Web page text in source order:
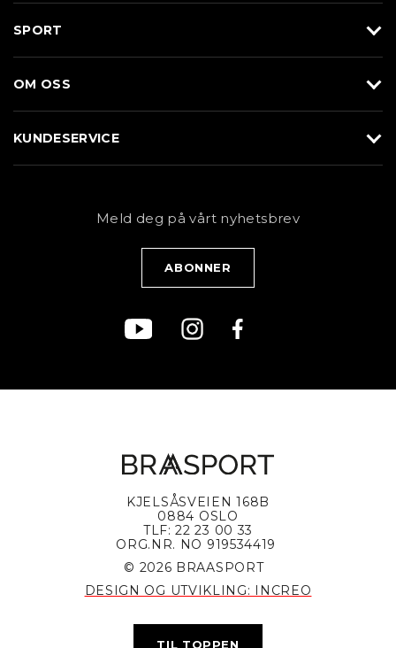
Sko
Merkevarer
SPORT
Løp
Sykkel
OM OSS
KUNDESERVICE
PersonvernerklæringMeld deg på vårt nyhetsbrev
KJELSÅSVEIEN 168B
0884 OSLO
TLF: 22 23 00 33
ORG.NR. NO 919534419
© 2026 BRAASPORT
DESIGN OG UTVIKLING: INCREO
TIL TOPPEN